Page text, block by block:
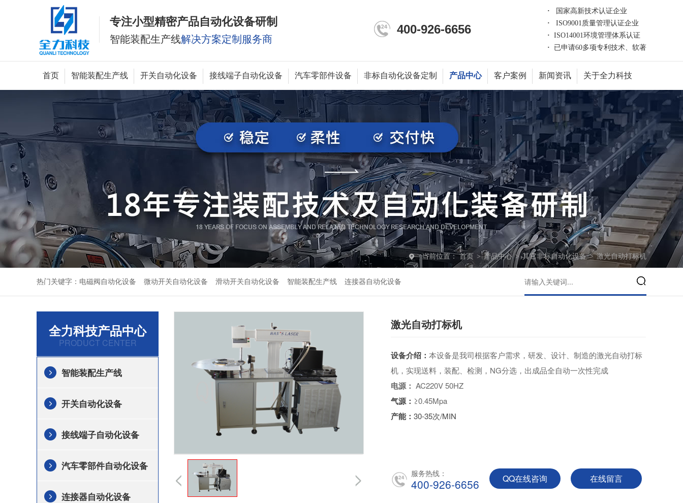
专注小型精密产品自动化设备研制
智能装配生产线解决方案定制服务商
·
国家高新技术认证企业
·
ISO9001质量管理认证企业
· ISO14001环境管理体系认证
· 已申请60多项专利技术、软著
400-926-6656
首页 智能装配生产线 开关自动化设备 接线端子自动化设备 汽车零部件设备 非标自动化设备定制 产品中心 客户案例 新闻资讯 关于全力科技
当前位置： 首页 >产品中心 >其它非标自动化设备>激光自动打标机
热门关键字： 电磁阀自动化设备 微动开关自动化设备 滑动开关自动化设备 智能装配生产线 连接器自动化设备
激光自动打标机
设备介绍： 本设备是我司根据客户需求，研发、设计、制造的激光自动打标
机，实现送料，装配、检测，NG分选，出成品全自动一次性完成
电源： AC220V 50HZ
气源： ≥0.45Mpa
产能： 30-35次/MIN
服务热线：
400-926-6656 QQ在线咨询 在线留言
全力科技产品中心
PRODUCT CENTER
智能装配生产线
开关自动化设备
接线端子自动化设备
汽车零部件自动化设备
连接器自动化设备